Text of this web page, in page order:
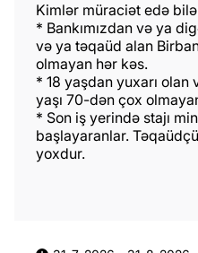
Kimlər müraciət edə
* Bankımızdan və ya
və ya təqaüd alan
olmayan hər kəs.
* 18 yaşdan yuxarı
yaşı 70-dən çox
* Son iş yerində stajı
başlayaranlar.
yoxdur.